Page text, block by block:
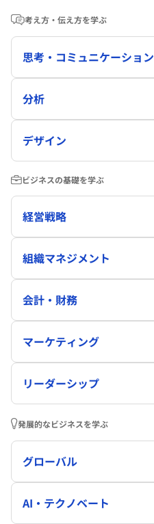
考え方・伝え方を学ぶ
思考・コミュニケーション
分析
デザイン
ビジネスの基礎を学ぶ
経営戦略
組織マネジメント
会計・財務
マーケティング
リーダーシップ
発展的なビジネスを学ぶ
グローバル
AI・テクノベート